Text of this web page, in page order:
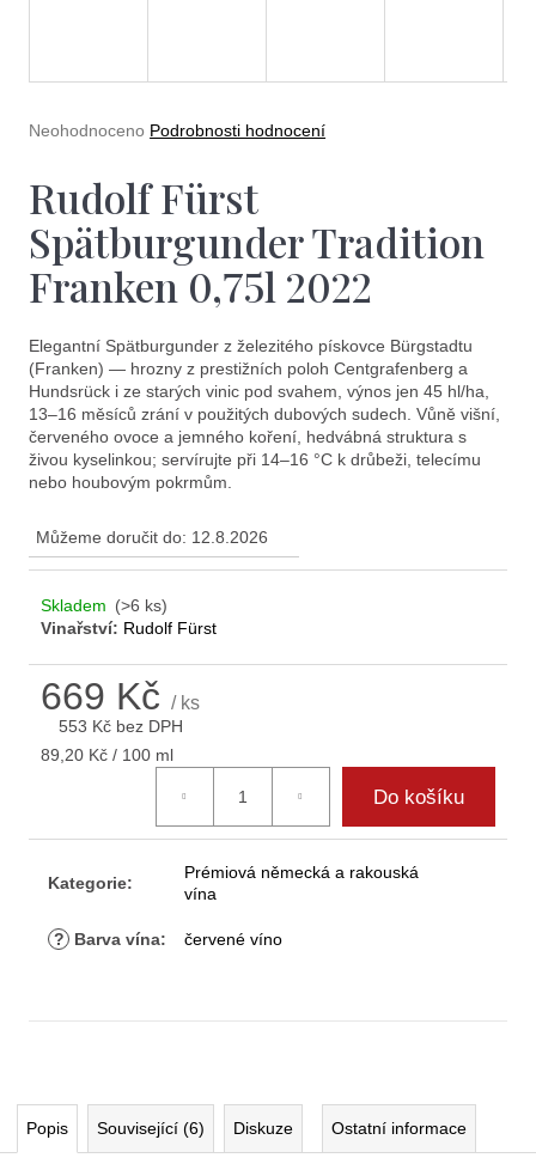
Průměrné
je
0,0
z
5
hvězdiček.
Neohodnoceno Podrobnosti hodnocení
Rudolf Fürst
Spätburgunder Tradition
Franken 0,75l 2022
Elegantní Spätburgunder z železitého pískovce Bürgstadtu
(Franken) — hrozny z prestižních poloh Centgrafenberg a
Hundsrück i ze starých vinic pod svahem, výnos jen 45 hl/ha,
13–16 měsíců zrání v použitých dubových sudech. Vůně višní,
červeného ovoce a jemného koření, hedvábná struktura s
živou kyselinkou; servírujte při 14–16 °C k drůbeži, telecímu
nebo houbovým pokrmům.
Můžeme doručit do: 12.8.2026
Skladem (>6 ks)
Vinařství: Rudolf Fürst
669 Kč/ ks
553 Kč bez DPH
Měrná
89,20 Kč / 100 ml
Do košíku
Kategorie:
Prémiová německá a rakouská
vína
? Barva vína: červené víno
Popis Související (6) Diskuze Ostatní informace
e
n
j
í
t
?
Hledat
D
r
e